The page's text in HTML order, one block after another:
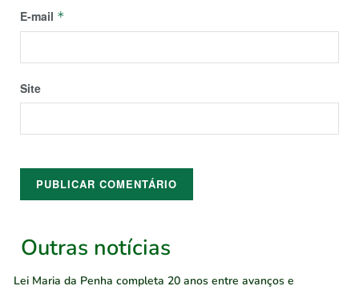
E-mail *
Site
Outras notícias
Lei Maria da Penha completa 20 anos entre avanços e